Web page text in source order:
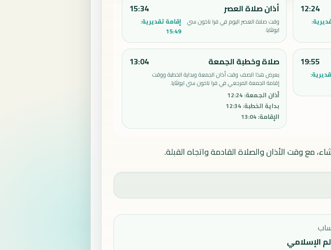
12:24 أذان صلاة العصر
وقت صلاة العصر اليوم في فرا ناخون سي
ايوتثايا.
15:34
إقامة تقديرية:
15:49
19:55 صلاة وخطبة الجمعة
يعرض هذا الصف وقت أذان الجمعة وبداية الخطبة ووقت
إقامة الجمعة المرجعي في فرا ناخون سي ايوتثايا.
أذان الجمعة:
12:24
بداية الخطبة:
12:34
الإقامة:
13:04
13:04
مع وقت الأذان والصلاة القادمة واتجاه القبلة.
الإسلامي